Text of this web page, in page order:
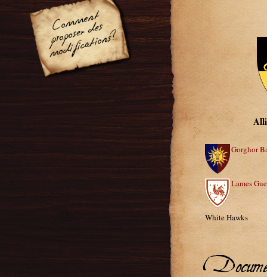
Gorghor
Lames
White Hawks